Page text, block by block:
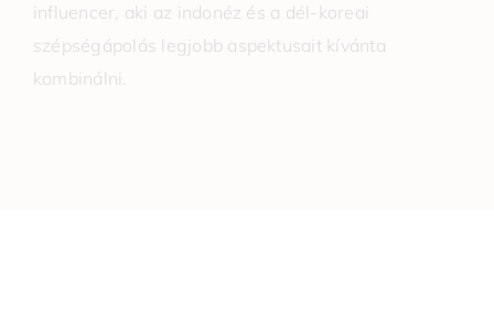
influencer, aki az indonéz és a dél-koreai
szépségápolás legjobb aspektusait kívánta
kombinálni.